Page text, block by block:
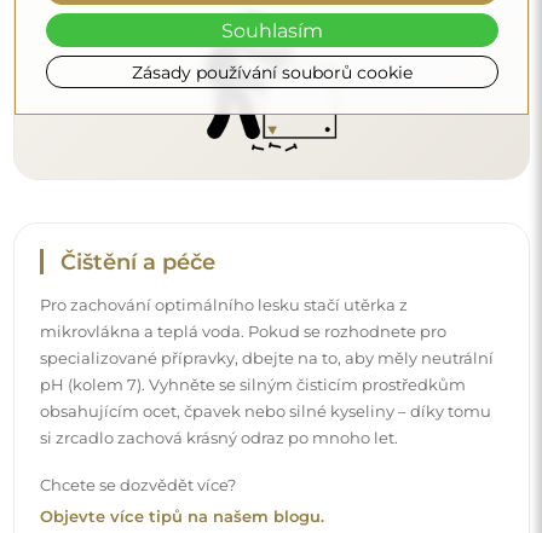
Objevte více tipů na našem blogu.
Doručení až domů
Nabízíme službu doručení až domů, díky které
převezmete zásilku přímo u svých dveří. Za příplatek 40€
nabízíme také
službu vnesení dovnitř
, která umožňuje
doručit zásilku přímo do vašeho domu (pro rozměry do
80×120 cm nebo průměr 100 cm). U větších produktů
může být potřeba menší pomoc, např. otevření dveří.
kurýr zásilku do vnitřku vašeho domu nevnese.
Zásady používání souborů cookie
Souhlasím